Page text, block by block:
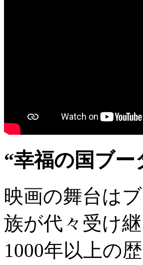
“幸福の国ブ
映画の舞台は
族が代々受け
1000年以上の